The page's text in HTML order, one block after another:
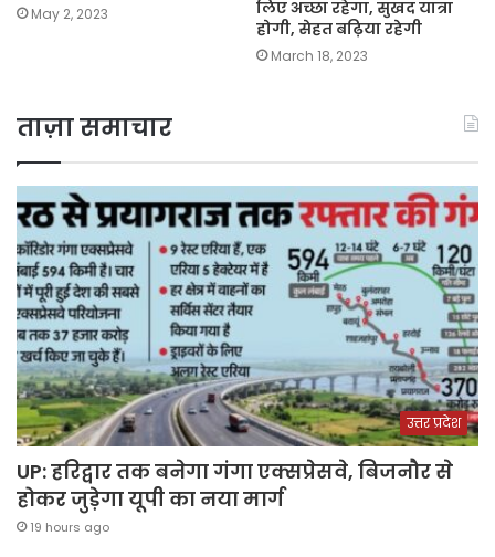
May 2, 2023
लिए अच्छा रहेगा, सुखद यात्रा
होगी, सेहत बढ़िया रहेगी
March 18, 2023
ताज़ा समाचार
उत्तर प्रदेश
UP: हरिद्वार तक बनेगा गंगा एक्सप्रेसवे, बिजनौर से
होकर जुड़ेगा यूपी का नया मार्ग
19 hours ago